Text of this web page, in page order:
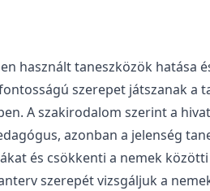
használt taneszközök hatása
szerepet játszanak a
A szakirodalom szerint a
azonban a jelenség
és csökkenti a nemek
szerepét vizsgáljuk a